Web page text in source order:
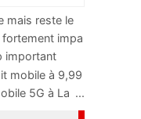
mais reste le
...
fortement impa
important
...
mobile à 9,99
5G à La ...